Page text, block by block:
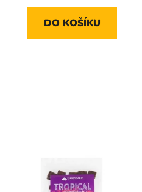
5,0
z
DO KOŠÍKU